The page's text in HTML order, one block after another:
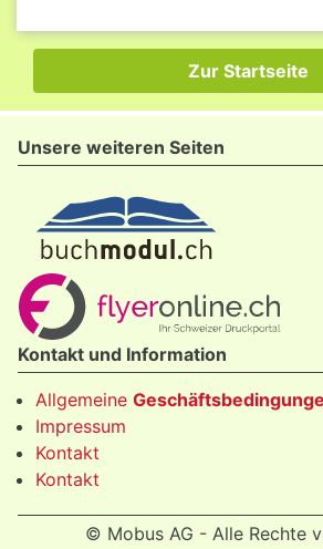
Zur Startseite
Unsere weiteren Seiten
Kontakt und Information
Allgemeine
Impressum
Kontakt
Kontakt
© Mobus AG - Alle Rechte